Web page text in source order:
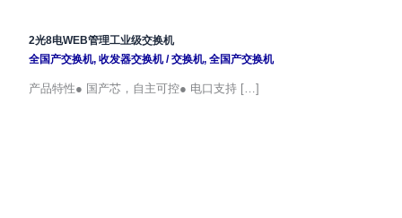
2光8电WEB管理工业级交换机
全国产交换机, 收发器交换机/交换机, 全国产交换机
产品特性● 国产芯，自主可控● 电口支持 […]